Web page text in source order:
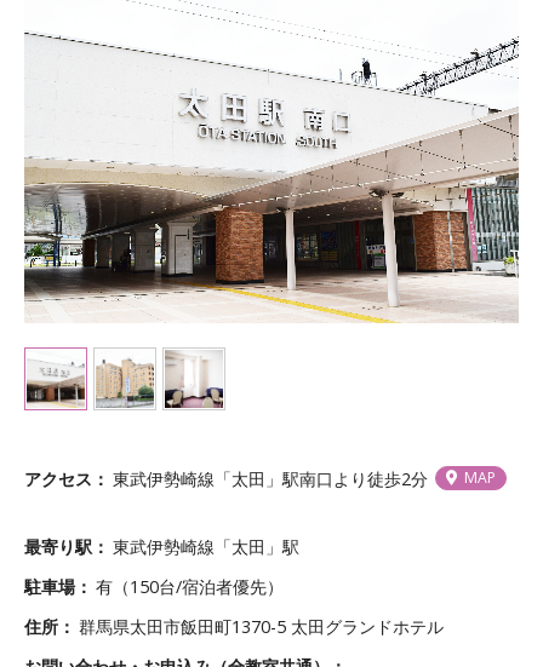
アクセス 東武伊勢崎線「太田」駅南口より徒歩2分 MAP
最寄り駅
東武伊勢崎線「太田」駅
駐車場
有（150台/宿泊者優先）
住所
群馬県太田市飯田町1370-5 太田グランドホテル